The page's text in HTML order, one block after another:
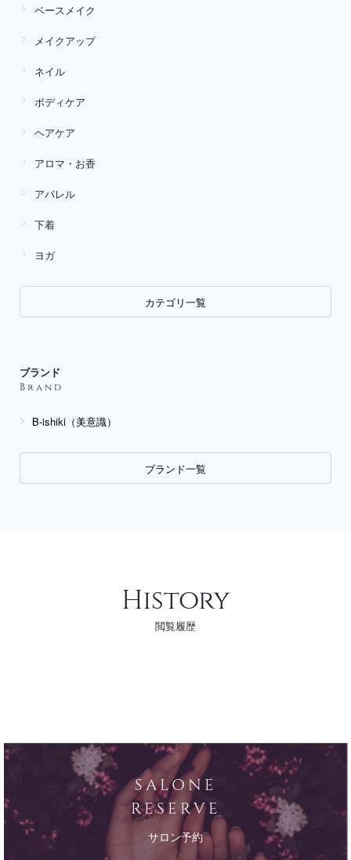
ベースメイク
メイクアップ
ネイル
ボディケア
ヘアケア
アロマ・お香
アパレル
下着
ヨガ
カテゴリ一覧
ブランド
Brand
B-ishiki（美意識）
ブランド一覧
History
閲覧履歴
SALONE
RESERVE
サロン予約